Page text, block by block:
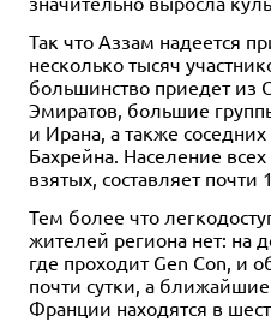
Так что Аззам надеется
несколько тысяч
большинство приедет из
Эмиратов, большие
и Ирана, а также соседних
Бахрейна. Население всех
взятых, составляет
Тем более что
жителей региона нет: на
где проходит Gen Con, и
почти сутки, а
Франции находятся в